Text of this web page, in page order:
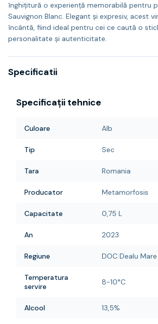
înghițitură o experiență memorabilă pentru
Sauvignon Blanc. Elegant și expresiv, acest
încântă, fiind ideal pentru cei ce caută o
personalitate și autenticitate.
Specificatii
Specificații tehnice
Culoare Alb
Tip Sec
Tara Romania
Producator Metamorfosis
Capacitate 0,75 L
An 2023
Regiune DOC Dealu Mare
Temperatura
servire
8-10°C
Alcool 13,5%